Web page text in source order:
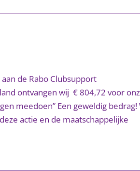
de Rabo Clubsupport
ontvangen wij € 804,72 voor
meedoen” Een geweldig bedrag!
actie en de maatschappelijke